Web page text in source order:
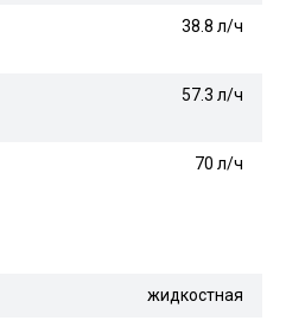
38.8 л/ч
57.3 л/ч
70 л/ч
жидкостная